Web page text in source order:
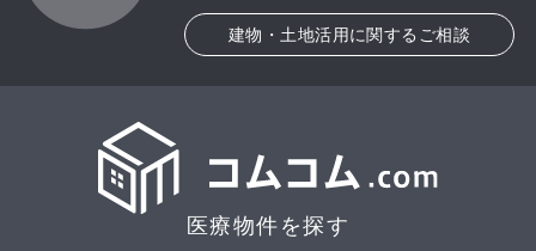
建物・土地活用に関するご相談
医療物件を探す